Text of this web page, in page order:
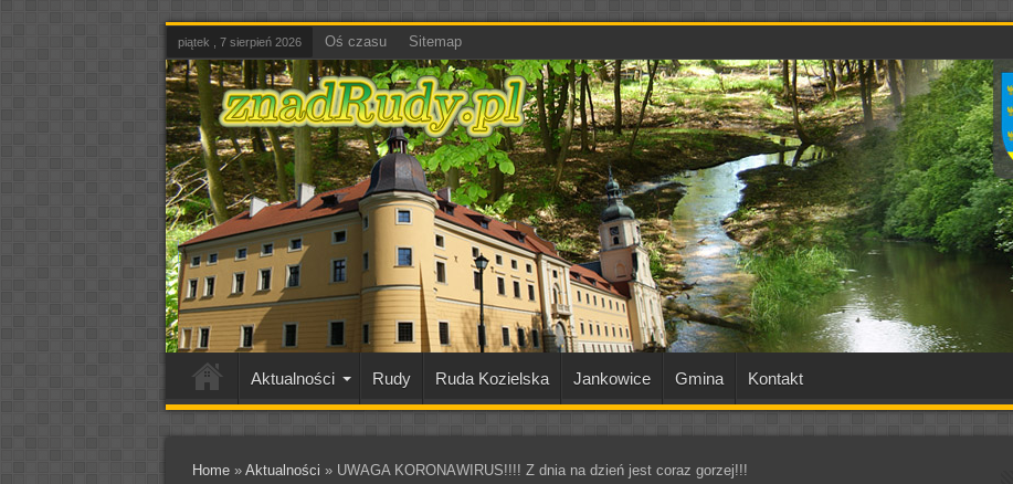
piątek , 7 sierpień 2026 Oś czasu Sitemap
Aktualności Rudy Ruda Kozielska Jankowice Gmina Kontakt
Home» Aktualności » UWAGA KORONAWIRUS!!!! Z dnia na dzień jest coraz gorzej!!!